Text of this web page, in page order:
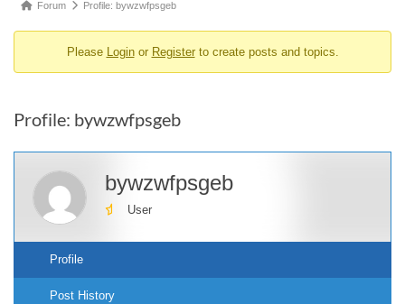
Forum
You
here:
Forum Profile: bywzwfpsgeb
Please Loginor Registerto create posts and topics.
Profile: bywzwfpsgeb
bywzwfpsgeb
User
Profile
Post History